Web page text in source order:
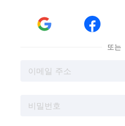
나만의 헤드폰 부품을 만들
품은 다른 곳에서 구입하면
고장난 헤드폰은 3D 프린팅
할 수 있습니다.

또는